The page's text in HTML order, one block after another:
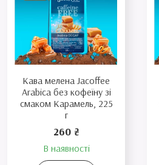
Кава мелена Jacoffee
Arabica без кофеїну зі
смаком Карамель, 225
г
260 ₴
В наявності